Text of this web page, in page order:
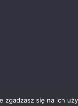
zgadzasz się na ich